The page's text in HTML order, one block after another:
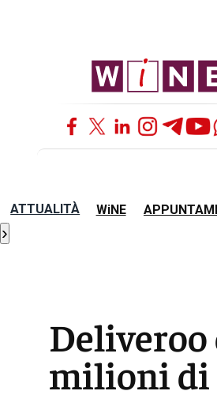
ATTUALITÀ WiNE
›
Deliveroo
milioni di